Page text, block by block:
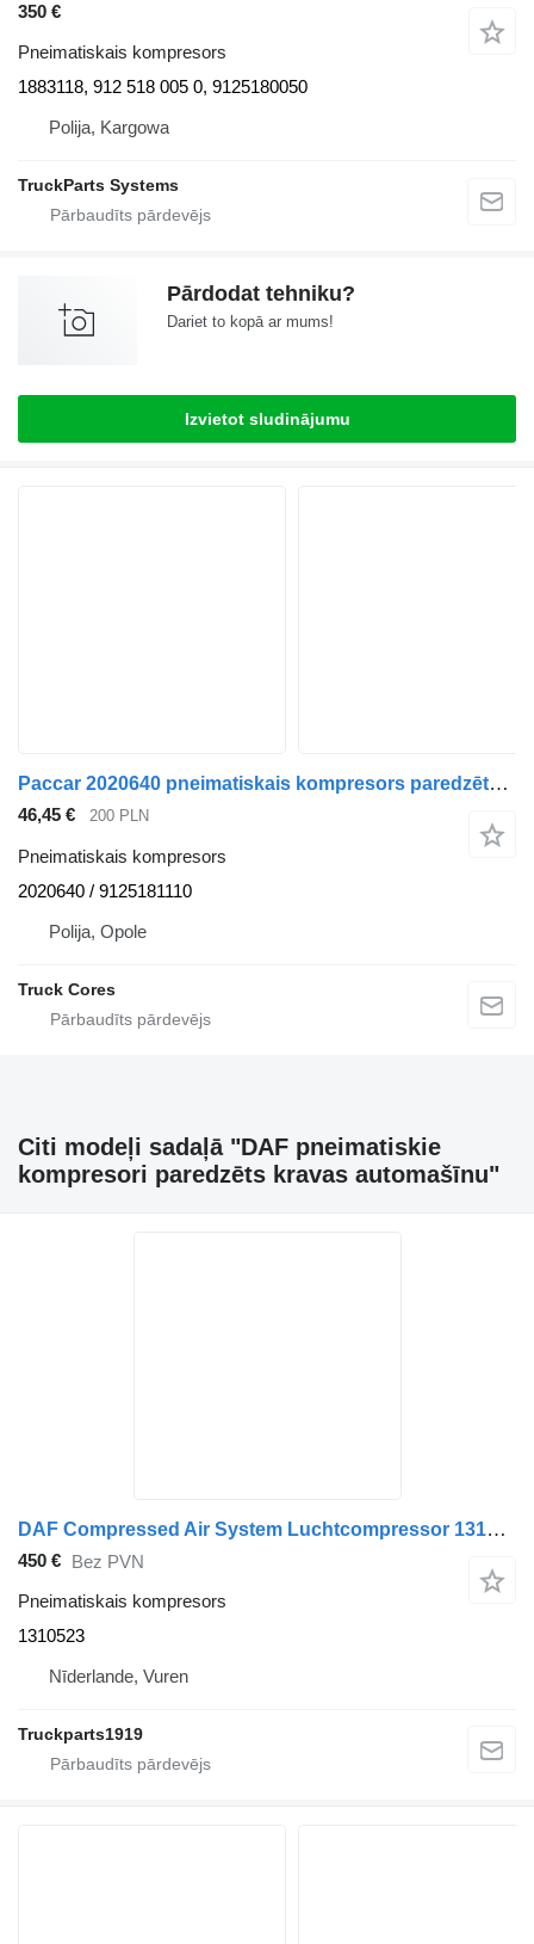
350 €
Pneimatiskais kompresors
1883118, 912 518 005 0, 9125180050
Polija, Kargowa
TruckParts Systems
Pārdodat tehniku?
Dariet to kopā ar mums!
Izvietot sludinājumu
Paccar 2020640 pneimatiskais kompresors paredzēts DAF 106 XF kravas automašīnas
46,45 € 200 PLN
Pneimatiskais kompresors
2020640 / 9125181110
Polija, Opole
Truck Cores
Citi modeļi sadaļā "DAF pneimatiskie
kompresori paredzēts kravas automašīnu"
DAF Compressed Air System Luchtcompressor 1310523 pneimatiskais kompresors paredzēts kravas automašīnas
450 € Bez PVN
Pneimatiskais kompresors
1310523
Nīderlande, Vuren
Truckparts1919